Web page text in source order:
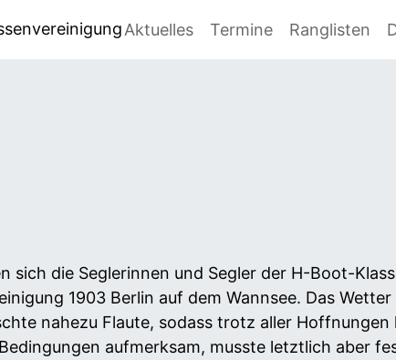
Aktuelles Termine Ranglisten
sich die Seglerinnen und Segler der H-Boot-
1903 Berlin auf dem Wannsee. Das
nahezu Flaute, sodass trotz aller
aufmerksam, musste letztlich aber